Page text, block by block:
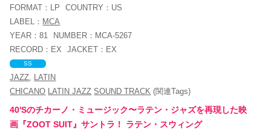
FORMAT： LP COUNTRY： US
LABEL： MCA
YEAR：81 NUMBER： MCA-5267
RECORD： EX JACKET： EX
SS
JAZZ, LATIN
CHICANO LATIN JAZZ SOUND TRACK (関連Tags)
40'Sのチカーノ・ミュージック〜ラテン・ジャズを再現した映
画『ZOOT SUIT』サントラ！ ラテン・スウィング